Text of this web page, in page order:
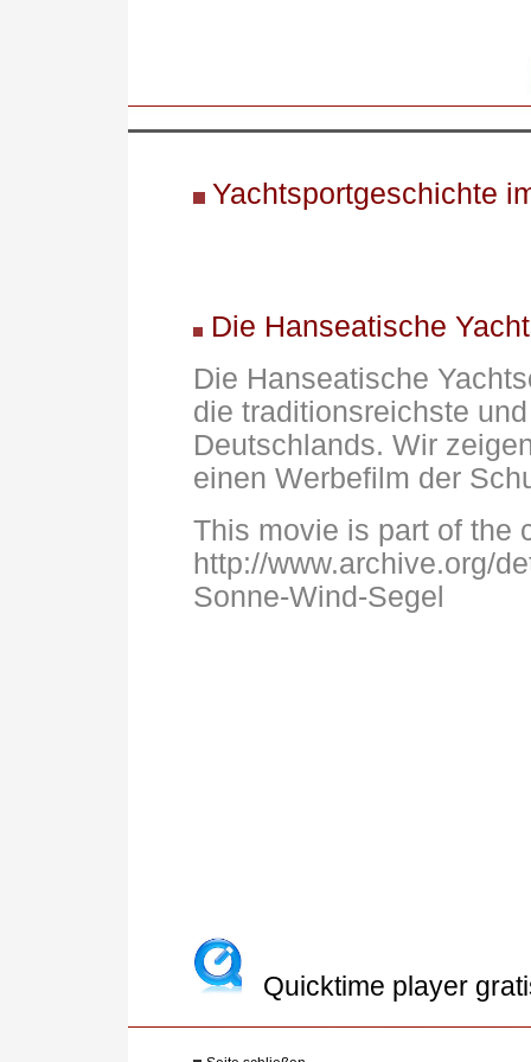
Yachtsportgeschichte
Die Hanseatische
Die Hanseatische
die traditionsreichste
Deutschlands. Wir
einen Werbefilm der
This movie is part of the
http://www.archive.org/
Sonne-Wind-Segel
Quicktime player